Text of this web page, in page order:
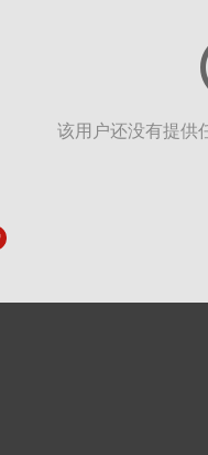
该用户还没有提供